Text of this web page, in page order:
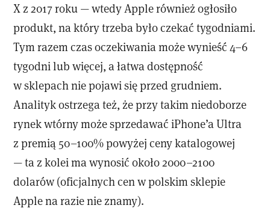
X z 2017 roku — wtedy Apple również ogłosiło
produkt, na który trzeba było czekać tygodniami.
Tym razem czas oczekiwania może wynieść 4–6
tygodni lub więcej, a łatwa dostępność
w sklepach nie pojawi się przed grudniem.
Analityk ostrzega też, że przy takim niedoborze
rynek wtórny może sprzedawać iPhone’a Ultra
z premią 50–100% powyżej ceny katalogowej
— ta z kolei ma wynosić około 2000–2100
dolarów (oficjalnych cen w polskim sklepie
Apple na razie nie znamy).